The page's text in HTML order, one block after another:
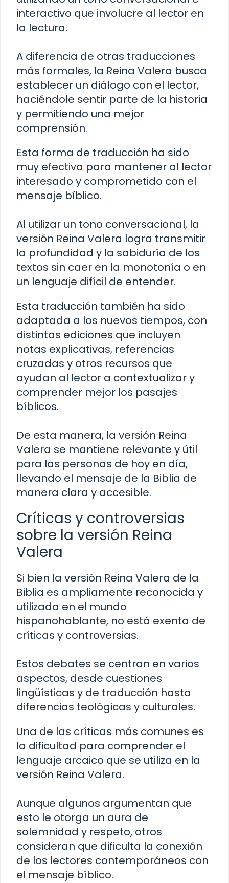
interactivo que involucre al lector en
la lectura.
A diferencia de otras traducciones
más formales, la Reina Valera busca
establecer un diálogo con el lector,
haciéndole sentir parte de la historia
y permitiendo una mejor
comprensión.
Esta forma de traducción ha sido
muy efectiva para mantener al lector
interesado y comprometido con el
mensaje bíblico.
Al utilizar un tono conversacional, la
versión Reina Valera logra transmitir
la profundidad y la sabiduría de los
textos sin caer en la monotonía o en
un lenguaje difícil de entender.
Esta traducción también ha sido
adaptada a los nuevos tiempos, con
distintas ediciones que incluyen
notas explicativas, referencias
cruzadas y otros recursos que
ayudan al lector a contextualizar y
comprender mejor los pasajes
bíblicos.
De esta manera, la versión Reina
Valera se mantiene relevante y útil
para las personas de hoy en día,
llevando el mensaje de la Biblia de
manera clara y accesible.
Críticas y controversias
sobre la versión Reina
Valera
Si bien la versión Reina Valera de la
Biblia es ampliamente reconocida y
utilizada en el mundo
hispanohablante, no está exenta de
críticas y controversias.
Estos debates se centran en varios
aspectos, desde cuestiones
lingüísticas y de traducción hasta
diferencias teológicas y culturales.
Una de las críticas más comunes es
la dificultad para comprender el
lenguaje arcaico que se utiliza en la
versión Reina Valera.
Aunque algunos argumentan que
esto le otorga un aura de
solemnidad y respeto, otros
consideran que dificulta la conexión
de los lectores contemporáneos con
el mensaje bíblico.